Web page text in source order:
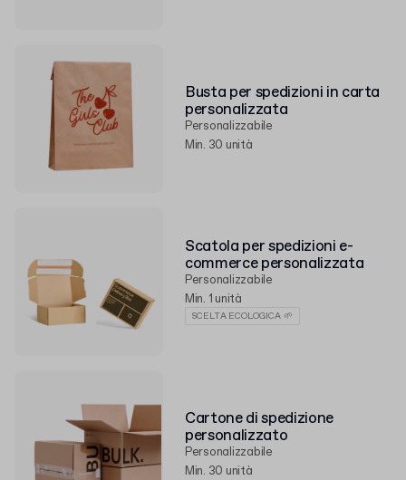
Busta per spedizioni in carta
personalizzata
Personalizzabile
Min. 30 unità
Scatola per spedizioni e-
commerce personalizzata
Personalizzabile
Min. 1 unità
SCELTA ECOLOGICA 🌱
Cartone di spedizione
personalizzato
Personalizzabile
Min. 30 unità